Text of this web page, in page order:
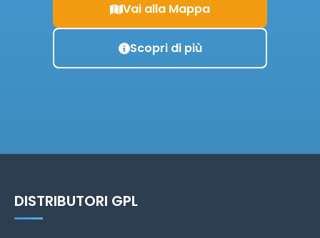
Vai alla Mappa
Scopri di più
DISTRIBUTORI GPL